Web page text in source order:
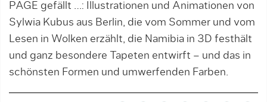
PAGE gefällt …: Illustrationen und Animationen von
Sylwia Kubus aus Berlin, die vom Sommer und vom
Lesen in Wolken erzählt, die Namibia in 3D festhält
und ganz besondere Tapeten entwirft – und das in
schönsten Formen und umwerfenden Farben.